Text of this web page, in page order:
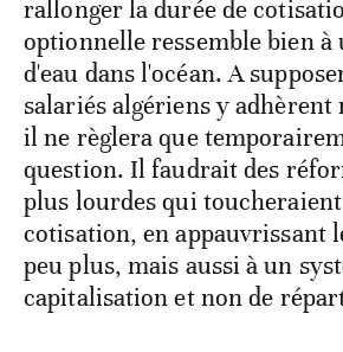
rallonger la durée de
optionnelle ressemble bien à
d'eau dans l'océan. A
salariés algériens y adhèrent
il ne règlera que
question. Il faudrait des
plus lourdes qui
cotisation, en appauvrissant
peu plus, mais aussi à un
capitalisation et non de